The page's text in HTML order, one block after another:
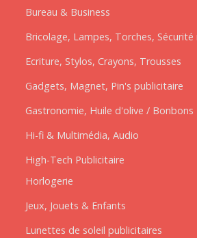
Bureau & Business
Bricolage, Lampes, Torches,
Ecriture, Stylos, Crayons, Trousses
Gadgets, Magnet, Pin's publicitaire
Gastronomie, Huile d'olive / Bonbons
Hi-fi & Multimédia, Audio
High-Tech Publicitaire
Horlogerie
Jeux, Jouets & Enfants
Lunettes de soleil publicitaires